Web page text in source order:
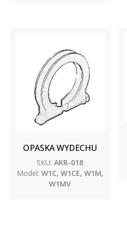
OPASKA WYDECHU
SKU: AKR-018
Model: W1C, W1CE, W1M,
W1MV